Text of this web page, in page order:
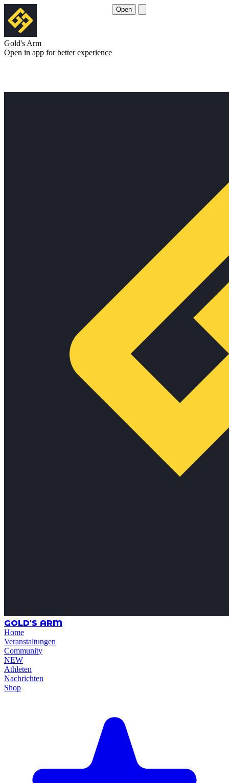
Gold's Arm
Open in app for better experience
Open
GOLD'S ARM
Home
Veranstaltungen
Community
NEW
Athleten
Nachrichten
Shop